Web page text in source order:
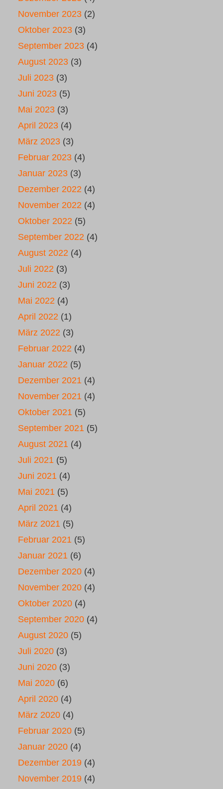
November 2023 (2)
Oktober 2023 (3)
September 2023 (4)
August 2023 (3)
Juli 2023 (3)
Juni 2023 (5)
Mai 2023 (3)
April 2023 (4)
März 2023 (3)
Februar 2023 (4)
Januar 2023 (3)
Dezember 2022 (4)
November 2022 (4)
Oktober 2022 (5)
September 2022 (4)
August 2022 (4)
Juli 2022 (3)
Juni 2022 (3)
Mai 2022 (4)
April 2022 (1)
März 2022 (3)
Februar 2022 (4)
Januar 2022 (5)
Dezember 2021 (4)
November 2021 (4)
Oktober 2021 (5)
September 2021 (5)
August 2021 (4)
Juli 2021 (5)
Juni 2021 (4)
Mai 2021 (5)
April 2021 (4)
März 2021 (5)
Februar 2021 (5)
Januar 2021 (6)
Dezember 2020 (4)
November 2020 (4)
Oktober 2020 (4)
September 2020 (4)
August 2020 (5)
Juli 2020 (3)
Juni 2020 (3)
Mai 2020 (6)
April 2020 (4)
März 2020 (4)
Februar 2020 (5)
Januar 2020 (4)
Dezember 2019 (4)
November 2019 (4)